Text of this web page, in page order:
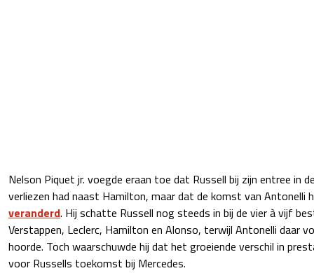
Nelson Piquet jr. voegde eraan toe dat Russell bij zijn entree in
verliezen had naast Hamilton, maar dat de komst van Antonelli
veranderd. Hij schatte Russell nog steeds in bij de vier à vijf
Verstappen, Leclerc, Hamilton en Alonso, terwijl Antonelli daar
hoorde. Toch waarschuwde hij dat het groeiende verschil in
voor Russells toekomst bij Mercedes.